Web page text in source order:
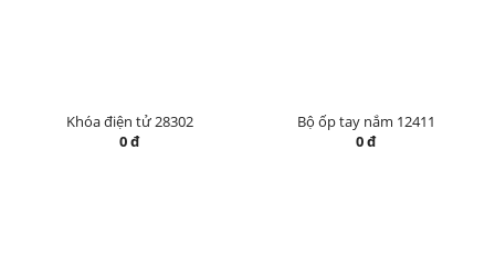
Khóa điện tử 28302
0 đ
Bộ ốp tay nắm 12411
0 đ